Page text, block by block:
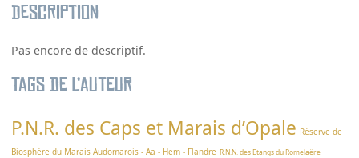
Description
Pas encore de descriptif.
Tags de l’auteur
P.N.R. des Caps et Marais d’Opale Réserve de
Biosphère du Marais Audomarois - Aa - Hem - Flandre R.N.N. des Etangs du Romelaëre